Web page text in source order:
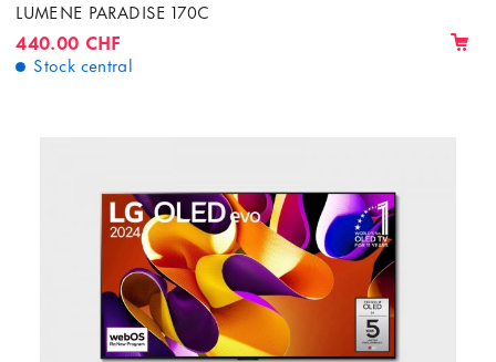
LUMENE PARADISE 170C
440.00 CHF
Stock central